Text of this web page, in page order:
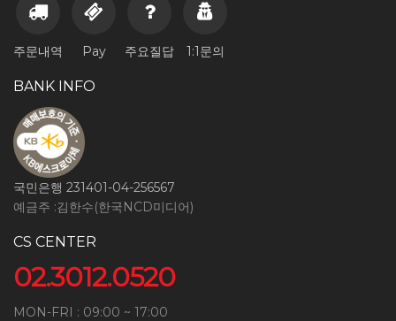
주문내역 Pay 주요질답 1:1문의
BANK INFO
국민은행 231401-04-256567
예금주 :김한수(한국NCD미디어)
CS CENTER
02.3012.0520
MON-FRI : 09:00 ~ 17:00